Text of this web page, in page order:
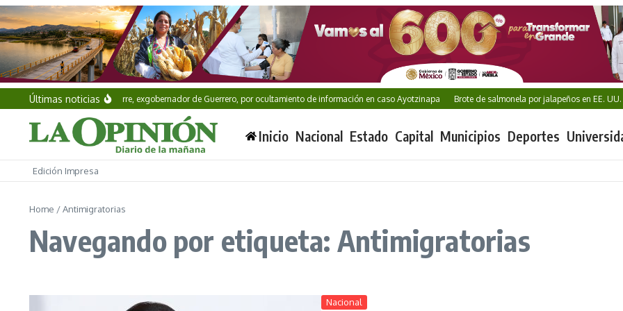
Saltar al contenido
Últimas noticias
Detienen a Ángel Aguirre, exgobernador de Guerrero, por ocultamiento de información en caso Ayotzinapa Brote de salmonela por jalapeños en EE. UU.
Inicio Nacional Estado Capital Municipios Deportes
Edición Impresa
Home /Antimigratorias
Navegando por etiqueta: Antimigratorias
Nacional